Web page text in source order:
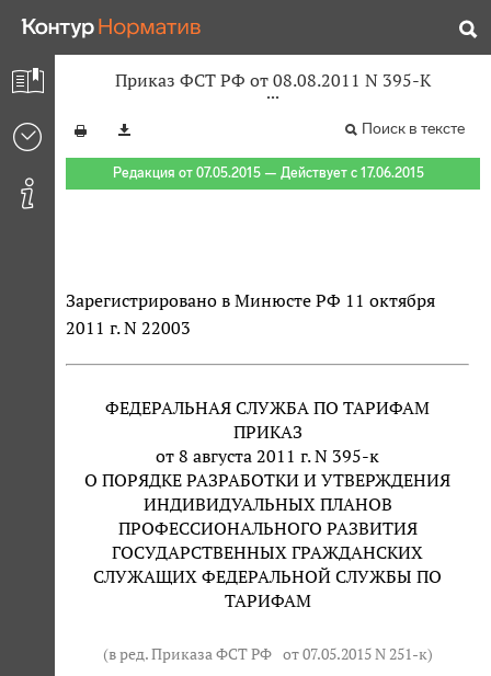
Приказ ФСТ РФ от 08.08.2011 N 395-К
Поиск в тексте
Редакция от 07.05.2015 — Действует с 17.06.2015
Зарегистрировано в Минюсте РФ 11 октября
2011 г. N 22003
ФЕДЕРАЛЬНАЯ СЛУЖБА ПО ТАРИФАМ
ПРИКАЗ
от 8 августа 2011 г. N 395-к
О ПОРЯДКЕ РАЗРАБОТКИ И УТВЕРЖДЕНИЯ
ИНДИВИДУАЛЬНЫХ ПЛАНОВ
ПРОФЕССИОНАЛЬНОГО РАЗВИТИЯ
ГОСУДАРСТВЕННЫХ ГРАЖДАНСКИХ
СЛУЖАЩИХ ФЕДЕРАЛЬНОЙ СЛУЖБЫ ПО
ТАРИФАМ
(в ред. Приказа ФСТ РФ от 07.05.2015 N 251-к)